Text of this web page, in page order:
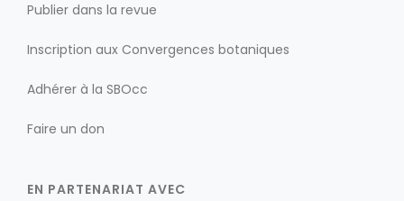
Publier dans la revue
Inscription aux Convergences botaniques
Adhérer à la SBOcc
Faire un don
EN PARTENARIAT AVEC